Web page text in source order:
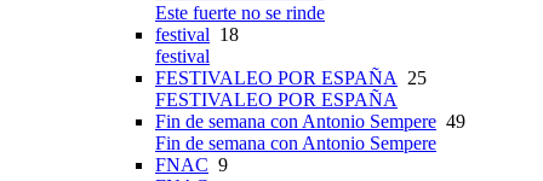
Este fuerte no se rinde
festival 18
festival
FESTIVALEO POR ESPAÑA
25
FESTIVALEO POR ESPAÑA
Fin de semana con Antonio Sempere 49
Fin de semana con Antonio Sempere
FNAC 9